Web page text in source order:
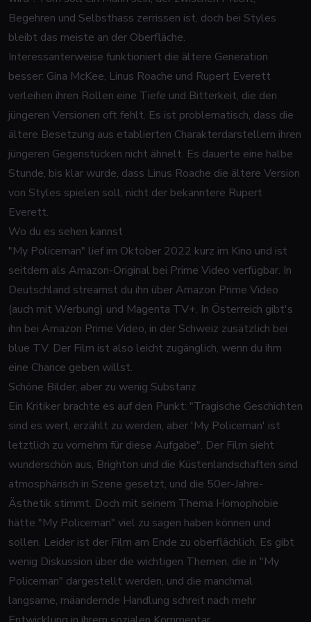
Begehren und Selbsthass zerrissen ist, doch bei Styles
bleibt das meiste an der Oberfläche.
Interessanterweise funktioniert die ältere Generation
besser: Gina McKee, Linus Roache und Rupert Everett
verleihen ihren Rollen eine Tiefe und Bitterkeit, die den
jüngeren Versionen oft fehlt. Es ist problematisch, dass die
ältere Besetzung aus etablierten Charakterdarstellern ihren
jüngeren Gegenstücken nicht ähnelt. Es dauerte eine halbe
Stunde, bis klar wurde, dass Linus Roache die ältere Version
von Styles spielen soll, nicht der bekanntere Rupert
Everett.
Wo du es sehen kannst
"My Policeman" lief im Oktober 2022 kurz im Kino und ist
seitdem als Amazon-Original bei Prime Video verfügbar. In
Deutschland streamst du ihn über Amazon Prime Video
(auch mit Werbung) und Magenta TV+. In Österreich gibt's
ihn bei Amazon Prime Video, in der Schweiz zusätzlich bei
blue TV. Der Film ist also leicht zugänglich, wenn du ihm
eine Chance geben willst.
Schöne Bilder, aber zu wenig Substanz
Ein Kritiker brachte es auf den Punkt: "Tragische Geschichten
sind es wert, erzählt zu werden, aber 'My Policeman' ist
letztlich zu vornehm für diese Aufgabe". Der Film sieht
wunderschön aus, Brighton und die Küstenlandschaften sind
atmosphärisch in Szene gesetzt, und die 50er-Jahre-
Ästhetik stimmt. Doch mit seinem Thema Homophobie
hätte "My Policeman" viel zu sagen haben können und
sollen. Leider ist der Film am Ende zu oberflächlich. Es gibt
wenig Diskussion über die wichtigen Themen, die in "My
Policeman" dargestellt werden, und die manchmal
langsame, mäandernde Handlung schreit nach mehr